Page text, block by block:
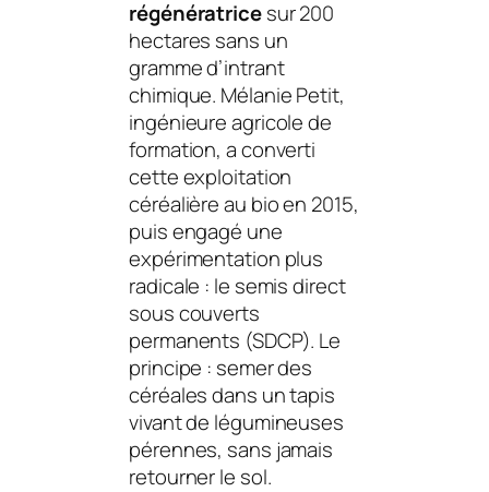
régénératricesur 200
hectares sans un
gramme d’intrant
chimique. Mélanie Petit,
ingénieure agricole de
formation, a converti
cette exploitation
céréalière au bio en 2015,
puis engagé une
expérimentation plus
radicale : le semis direct
sous couverts
permanents (SDCP). Le
principe : semer des
céréales dans un tapis
vivant de légumineuses
pérennes, sans jamais
retourner le sol.